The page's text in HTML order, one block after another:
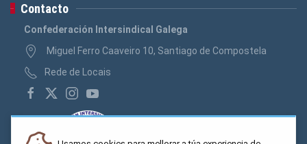
Contacto
Confederación Intersindical Galega
Miguel Ferro Caaveiro 10, Santiago de Compostela
Rede de Locais